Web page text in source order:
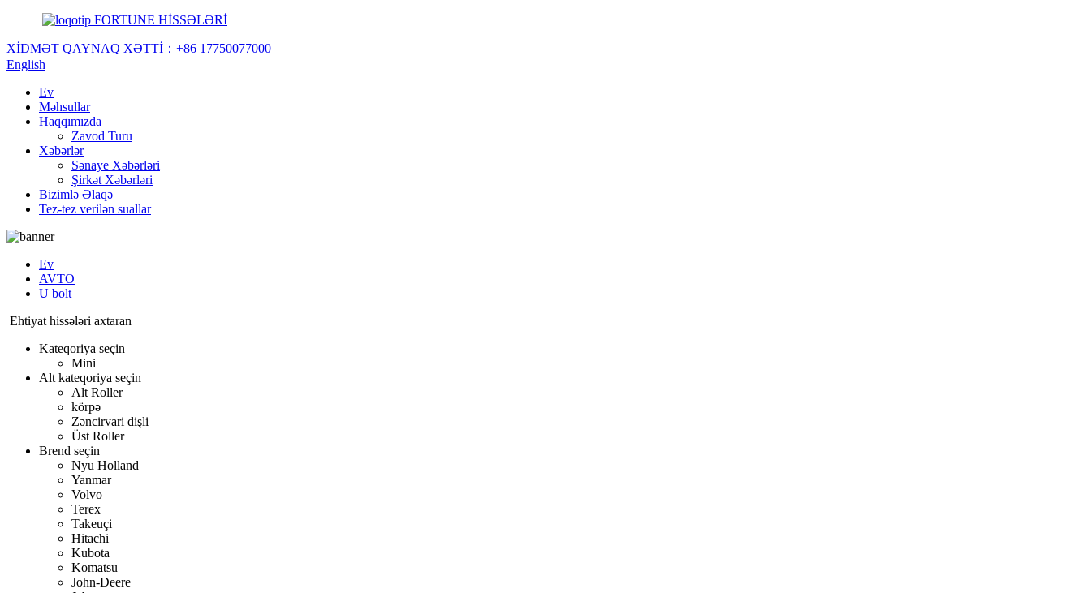
FORTUNE HİSSƏLƏRİ
XİDMƏT QAYNAQ XƏTTİ： +86 17750077000
English
Ev
Məhsullar
Haqqımızda
Zavod Turu
Xəbərlər
Sənaye Xəbərləri
Şirkət Xəbərləri
Bizimlə Əlaqə
Tez-tez verilən suallar
Ev
AVTO
U bolt
Ehtiyat hissələri axtaran
Kateqoriya seçin
Mini
Alt kateqoriya seçin
Alt Roller
körpə
Zəncirvari dişli
Üst Roller
Brend seçin
Nyu Holland
Yanmar
Volvo
Terex
Takeuçi
Hitachi
Kubota
Komatsu
John-Deere